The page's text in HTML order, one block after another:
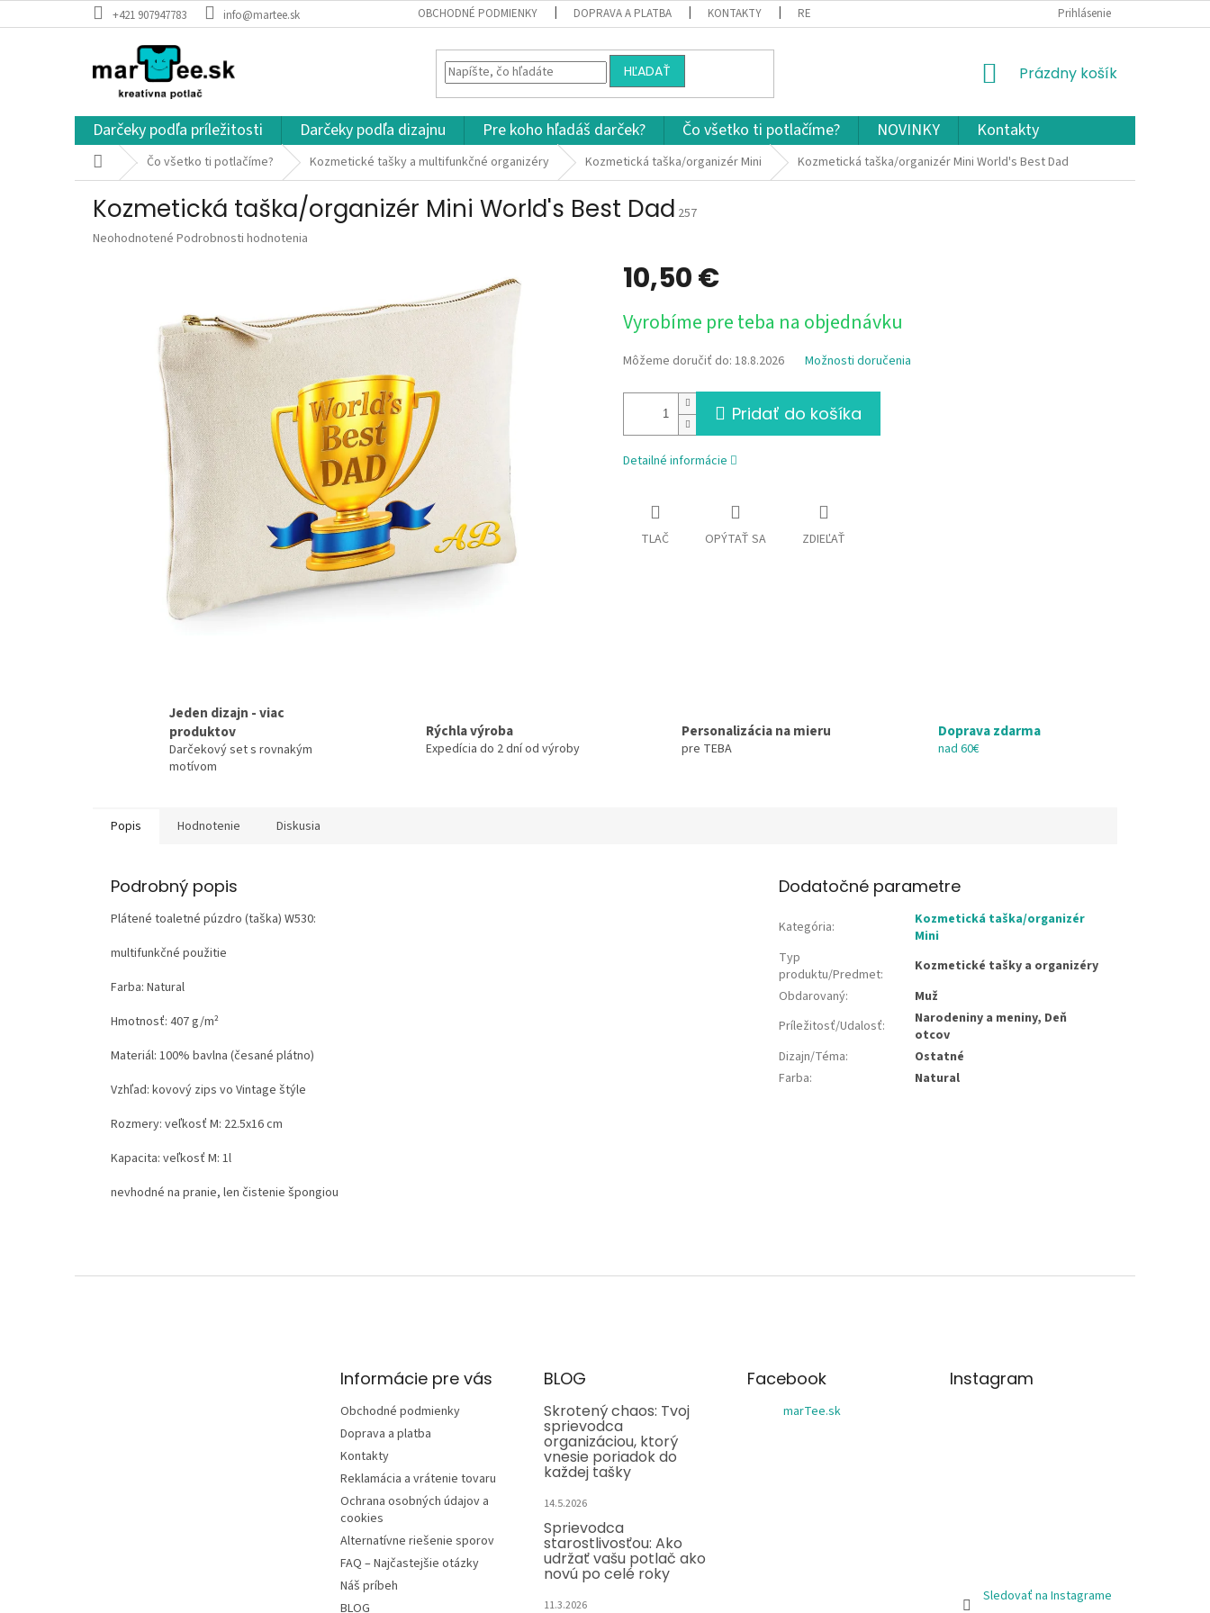
na
+421 907947783 info@martee.sk OBCHODNÉ PODMIENKY DOPRAVA A PLATBA KONTAKTY REKLAMÁCIA A VRÁTENIE TOVARU OCHRANA OSOBNÝCH ÚDAJOV A COOKIES
Prihlásenie
HĽADAŤ
NÁKUPNÝ
Prázdny košík
Darčeky podľa príležitosti Darčeky podľa dizajnu Pre koho hľadáš darček? Čo všetko ti potlačíme? NOVINKY Kontakty
Domov Čo všetko ti potlačíme? Kozmetické tašky a multifunkčné organizéry Kozmetická taška/organizér Mini Kozmetická taška/organizér Mini World's Best Dad
Kozmetická taška/organizér Mini World's Best Dad 257
Priemerné
Neohodnotené Podrobnosti hodnotenia
10,50 €
cena:
Vyrobíme pre teba na objednávku
Môžeme doručiť do: 18.8.2026 Možnosti doručenia
Pridať do košíka
Detailné informácie
TLAČ OPÝTAŤ SA ZDIEĽAŤ
Jeden dizajn - viac
produktov
Darčekový set s rovnakým
motívom
Rýchla výroba
Expedícia do 2 dní od výroby
Personalizácia na mieru
pre TEBA
Doprava zdarma
nad 60€
Popis Hodnotenie Diskusia
Podrobný popis
Plátené toaletné púzdro (taška) W530:
multifunkčné použitie
Farba: Natural
Hmotnosť: 407 g/m²
Materiál: 100% bavlna (česané plátno)
Vzhľad: kovový zips vo Vintage štýle
Rozmery: veľkosť M: 22.5x16 cm
Kapacita: veľkosť M: 1l
nevhodné na pranie, len čistenie špongiou
Dodatočné parametre
Kategória:
Kozmetická taška/organizér
Mini
Typ
produktu/Predmet:
Kozmetické tašky a organizéry
Obdarovaný:
Muž
Príležitosť/Udalosť:
Narodeniny a meniny, Deň
otcov
Dizajn/Téma:
Ostatné
Farba: Natural
Informácie pre vás
Obchodné podmienky
Doprava a platba
Kontakty
Reklamácia a vrátenie tovaru
Ochrana osobných údajov a
cookies
Alternatívne riešenie sporov
FAQ – Najčastejšie otázky
Náš príbeh
BLOG
BLOG
Skrotený chaos: Tvoj
sprievodca
organizáciou, ktorý
vnesie poriadok do
každej tašky
14.5.2026
Sprievodca
starostlivosťou: Ako
udržať vašu potlač ako
novú po celé roky
11.3.2026
Facebook
marTee.sk
Instagram
Sledovať na Instagrame